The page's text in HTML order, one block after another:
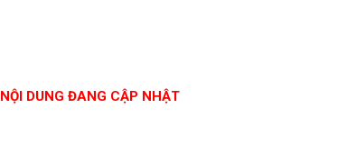
NỘI DUNG ĐANG CẬP NHẬT